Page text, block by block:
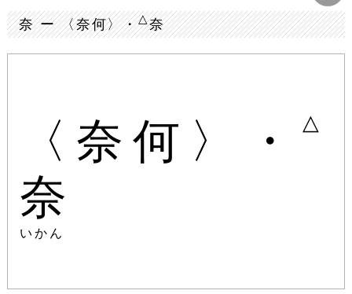
奈 ー 〈奈何〉・△奈
〈奈何〉・ △
奈
いかん